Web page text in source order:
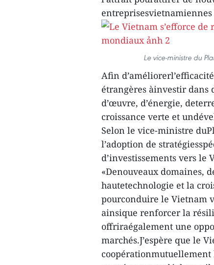
Le vice-ministre du
Afin
étrangères àinvestir dans
d’œuvre, d’énergie,
croissance verte et
Selon le vice-ministre
l’adoption de
d’investissements vers le
«Denouveaux domaines,
hautetechnologie et la
pourconduire le Vietnam
ainsique renforcer la
offriraégalement une
marchés.J’espère que le